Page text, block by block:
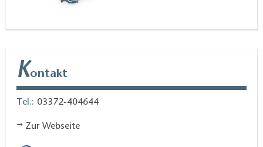
Kontakt
Tel.: 03372-404644
Zur Webseite